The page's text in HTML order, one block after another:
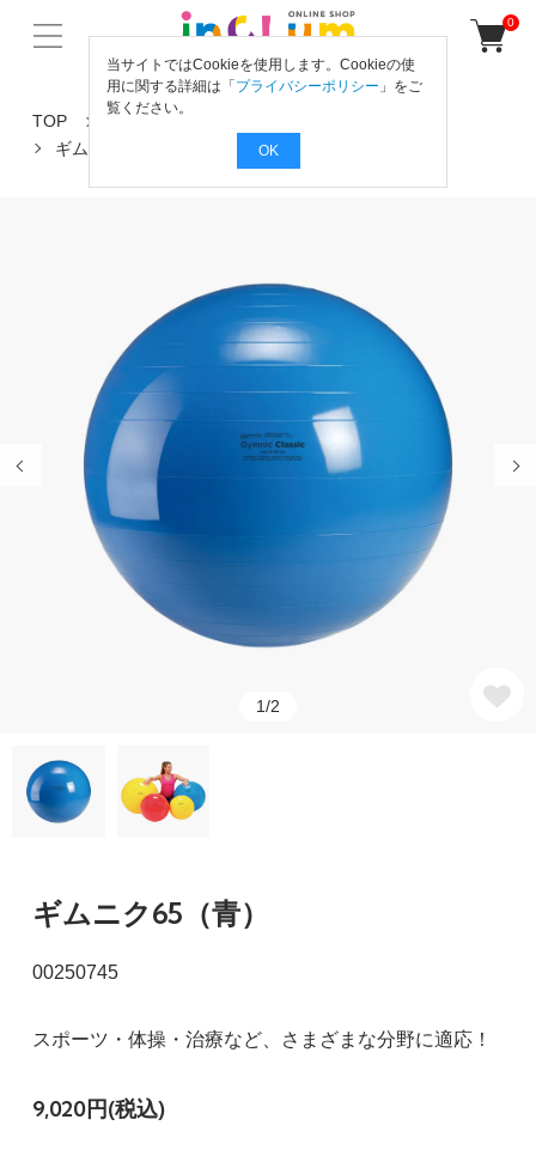
0
TOP からだの動きを育てよう！
ギムニク65（青）
1/2
ギムニク65（青）
00250745
スポーツ・体操・治療など、さまざまな分野に適応！
9,020円(税込)
当サイトではCookieを使用します。Cookieの使
用に関する詳細は「 プライバシーポリシー 」をご
覧ください。
OK